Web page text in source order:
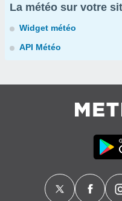
La météo sur votre
Widget météo
API Météo